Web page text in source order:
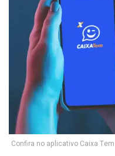
Confira no aplicativo Caixa